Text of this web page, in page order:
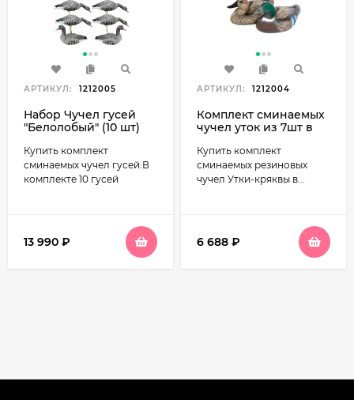
АРТИКУЛ: 1212005
Набор Чучел гусей
"Белолобый" (10 шт)
Купить комплект
сминаемых чучел гусей.В
комплекте 10 гусей
13 990 ₽
АРТИКУЛ: 1212004
Комплект сминаемых
чучел уток из 7шт в
Купить комплект
сминаемых резиновых
чучел Утки-кряквы в...
6 688 ₽